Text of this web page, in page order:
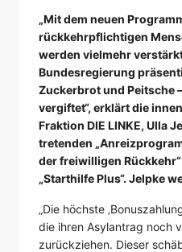
„Mit dem neuen
rückkehrpflichtigen
werden vielmehr
Bundesregierung
Zuckerbrot und Peitsche
vergiftet“, erklärt die
Fraktion DIE LINKE, Ulla
tretenden
der freiwilligen
„Starthilfe Plus“. Jelpke
„Die höchste
die ihren Asylantrag noch
zurückziehen. Dieser